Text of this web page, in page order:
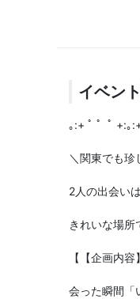
イベン
｡:+ ﾟ ゜ﾟ +:｡
＼関東でも珍
2人の出会い
きれいな場
【【企画内容
会った瞬間「